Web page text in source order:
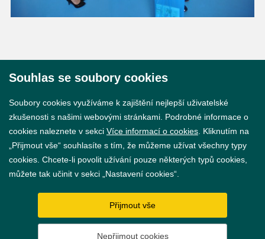
GDPR
Nastavení cookies
Souhlas se soubory cookies
Soubory cookies využíváme k zajištění nejlepší uživatelské
zkušenosti s našimi webovými stránkami. Podrobné informace o
cookies naleznete v sekci Více informací o cookies . Kliknutím na
„Přijmout vše“ souhlasíte s tím, že můžeme užívat všechny typy
cookies. Chcete-li povolit užívání pouze některých typů cookies,
můžete tak učinit v sekci „Nastavení cookies“.
Přijmout vše
Nepřijmout cookies